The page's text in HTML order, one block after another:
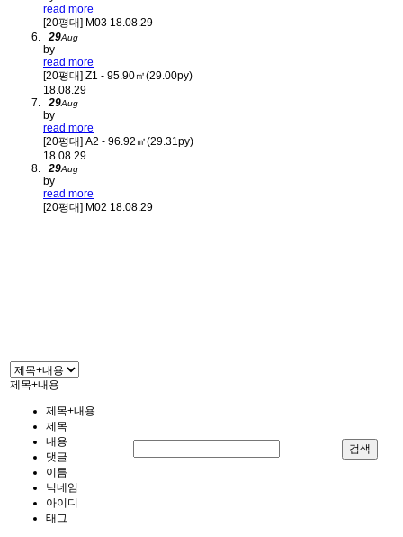
read more
[20평대] M03 18.08.29
29Aug
by
read more
[20평대] Z1 - 95.90㎡(29.00py)
18.08.29
29Aug
by
read more
[20평대] A2 - 96.92㎡(29.31py)
18.08.29
29Aug
by
read more
[20평대] M02 18.08.29
제목+내용
제목+내용
제목
내용
댓글
이름
닉네임
아이디
태그
검색